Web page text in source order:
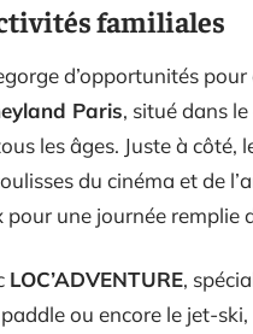
familiales
d’opportunités
Paris, situé dans
les âges. Juste à côté,
du cinéma et de
une journée remplie
LOC’ADVENTURE,
ou encore le jet-